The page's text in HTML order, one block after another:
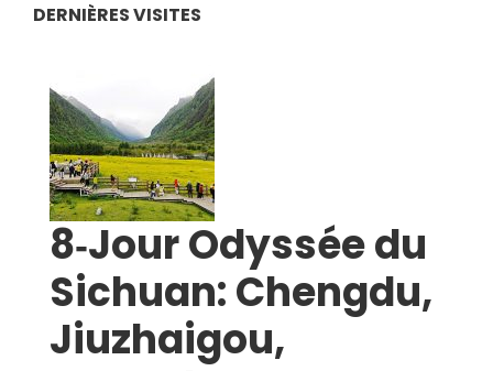
DERNIÈRES VISITES
8‑Jour Odyssée du
Sichuan: Chengdu,
Jiuzhaigou,